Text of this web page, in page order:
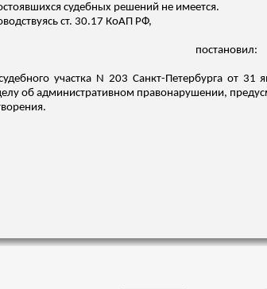
судебных решений не имеется.
ст. 30.17 КоАП РФ,
постановил:
участка N 203 Санкт-Петербурга от
об административном правонарушении,